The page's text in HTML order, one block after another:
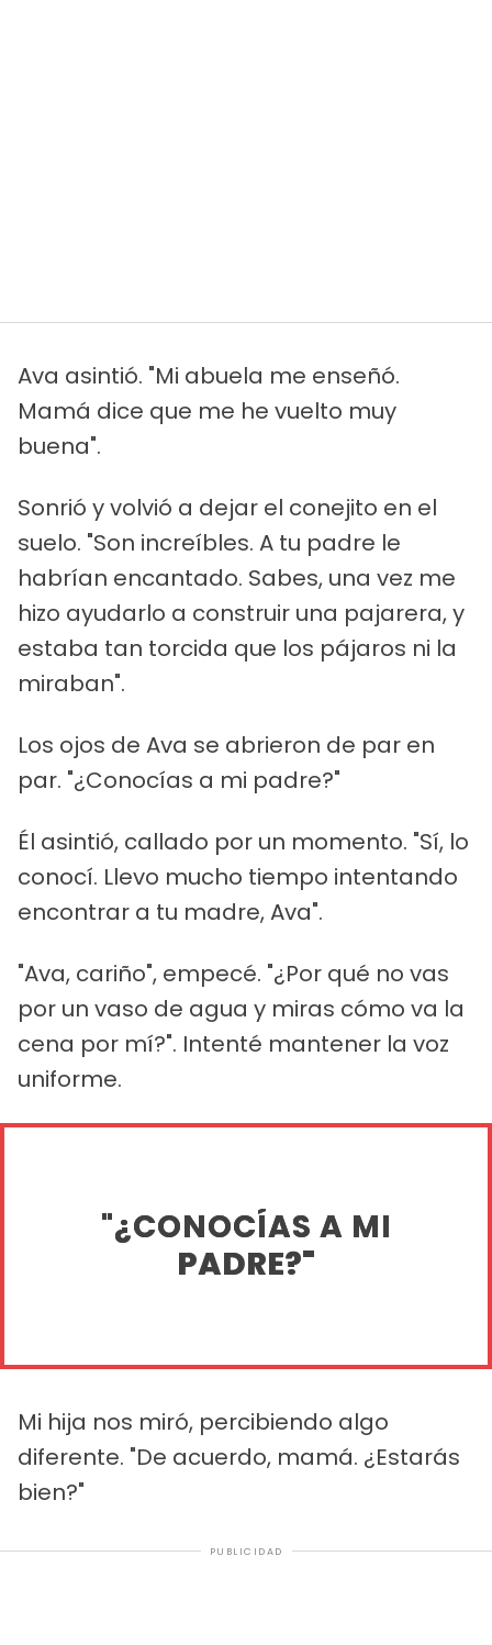
Ava asintió. "Mi abuela me enseñó.
Mamá dice que me he vuelto muy
buena".
Sonrió y volvió a dejar el conejito en el
suelo. "Son increíbles. A tu padre le
habrían encantado. Sabes, una vez me
hizo ayudarlo a construir una pajarera, y
estaba tan torcida que los pájaros ni la
miraban".
Los ojos de Ava se abrieron de par en
par. "¿Conocías a mi padre?"
Él asintió, callado por un momento. "Sí, lo
conocí. Llevo mucho tiempo intentando
encontrar a tu madre, Ava".
"Ava, cariño", empecé. "¿Por qué no vas
por un vaso de agua y miras cómo va la
cena por mí?". Intenté mantener la voz
uniforme.
"¿CONOCÍAS A MI
PADRE?"
Mi hija nos miró, percibiendo algo
diferente. "De acuerdo, mamá. ¿Estarás
bien?"
PUBLICIDAD